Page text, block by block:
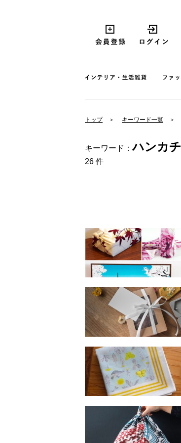
トップ キーワード一覧
キーワード：ハンカチ
26 件